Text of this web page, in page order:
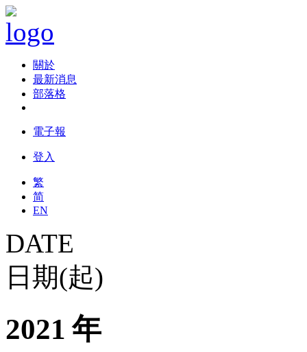
關於
最新消息
部落格
電子報
登入
繁
简
EN
DATE
日期(起)
2021 年